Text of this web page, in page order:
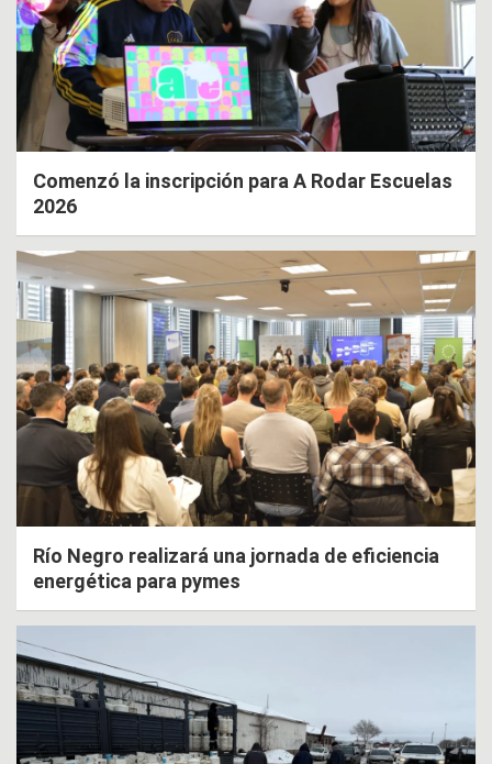
Comenzó la inscripción para A Rodar Escuelas
2026
Río Negro realizará una jornada de eficiencia
energética para pymes